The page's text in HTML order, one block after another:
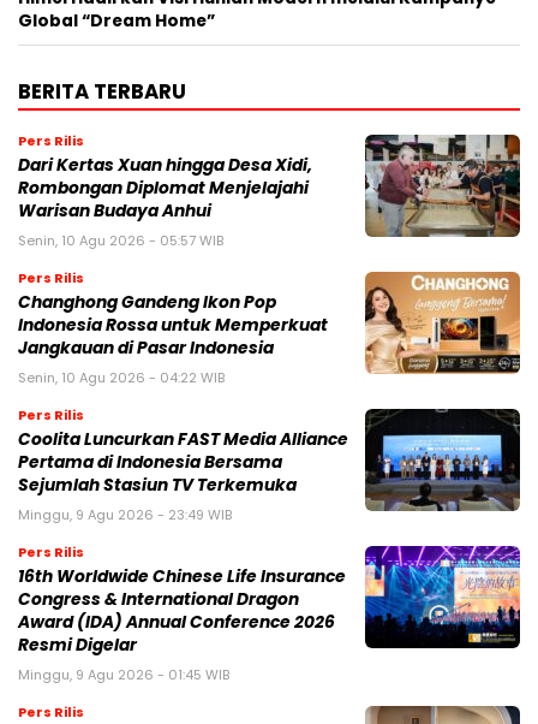
Global “Dream Home”
BERITA TERBARU
Pers Rilis
Dari Kertas Xuan hingga Desa Xidi,
Rombongan Diplomat Menjelajahi
Warisan Budaya Anhui
Senin, 10 Agu 2026 - 05:57 WIB
Pers Rilis
Changhong Gandeng Ikon Pop
Indonesia Rossa untuk Memperkuat
Jangkauan di Pasar Indonesia
Senin, 10 Agu 2026 - 04:22 WIB
Pers Rilis
Coolita Luncurkan FAST Media Alliance
Pertama di Indonesia Bersama
Sejumlah Stasiun TV Terkemuka
Minggu, 9 Agu 2026 - 23:49 WIB
Pers Rilis
16th Worldwide Chinese Life Insurance
Congress & International Dragon
Award (IDA) Annual Conference 2026
Resmi Digelar
Minggu, 9 Agu 2026 - 01:45 WIB
Pers Rilis